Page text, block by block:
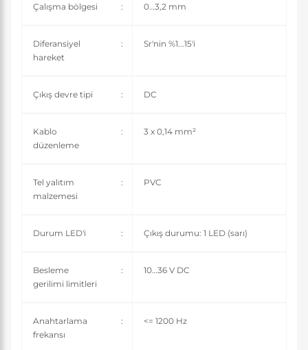
Çalışma bölgesi : 0…3,2 mm
Diferansiyel
hareket
: Sr'nin %1...15'i
Çıkış devre tipi : DC
Kablo
düzenleme
: 3 x 0,14 mm²
Tel yalıtım
malzemesi
: PVC
Durum LED'i : Çıkış durumu: 1 LED (sarı)
Besleme
gerilimi limitleri
: 10…36 V DC
Anahtarlama
frekansı
: <= 1200 Hz